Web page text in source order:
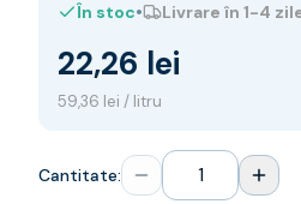
Germania
Noua Zeelanda
Spumante
În stoc• Livrare în 1-4
22,26 lei
59,36 lei / litru
Cantitate: